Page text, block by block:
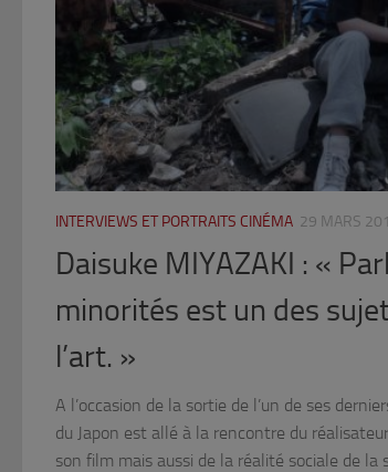
INTERVIEWS ET PORTRAITS CINÉMA 29 MARS
Daisuke MIYAZAKI : «
minorités est un des
l’art. »
A l’occasion de la sortie de l’un de ses
du Japon est allé à la rencontre du
son film mais aussi de la réalité sociale de